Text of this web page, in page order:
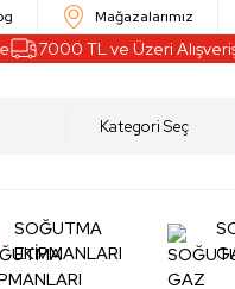
Mağazalarımız
7000 TL ve Üzeri
SOĞUTMA
EKİPMANLARI